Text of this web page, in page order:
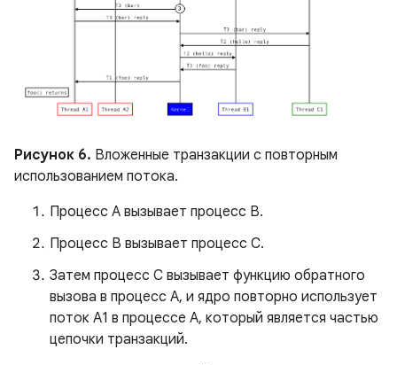
Рисунок 6. Вложенные транзакции с повторным
использованием потока.
Процесс А вызывает процесс В.
Процесс B вызывает процесс C.
Затем процесс C вызывает функцию обратного
вызова в процесс A, и ядро ​​повторно использует
поток A1 в процессе A, который является частью
цепочки транзакций.